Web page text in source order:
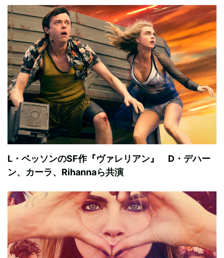
L・ベッソンのSF作『ヴァレリアン』 D・デハー
ン、カーラ、Rihannaら共演